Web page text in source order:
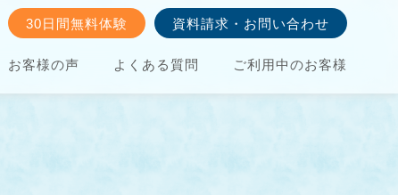
お客様の声 よくある質問 ご利用中のお客様
30日間無料体験 資料請求・お問い合わせ